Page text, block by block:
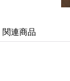
関連商品